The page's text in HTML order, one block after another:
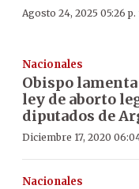
Agosto 24, 2025 05:26 p.
Nacionales
Obispo
ley de aborto
diputados de
Diciembre 17, 2020
Nacionales